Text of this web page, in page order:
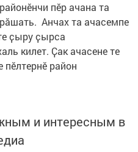
пӗр ачана та
Анчах та ачасемпе
ҫыру ҫырса
килет. Ҫак ачасене те
пӗлтернӗ район
и интересным в